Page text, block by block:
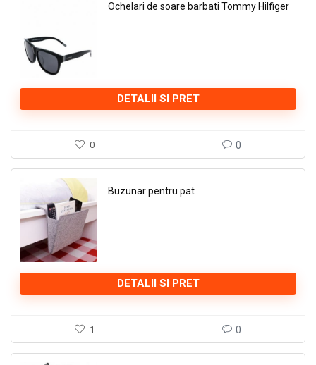
Ochelari de soare barbati Tommy Hilfiger
DETALII SI PRET
0 0
Buzunar pentru pat
DETALII SI PRET
1 0